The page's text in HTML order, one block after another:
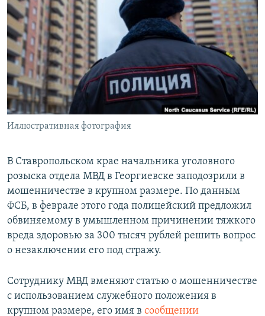
СИБИРЬ.РЕАЛИИ
РАСПИСАНИЕ ВЕЩАНИЯ
ПОДПИШИТЕСЬ НА РАССЫЛКУ
СОЦИАЛЬНЫЕ СЕТИ
Все сайты РСЕ/РС
Иллюстративная фотография
В Ставропольском крае начальника уголовного
розыска отдела МВД в Георгиевске заподозрили в
мошенничестве в крупном размере. По данным
ФСБ, в феврале этого года полицейский предложил
обвиняемому в умышленном причинении тяжкого
вреда здоровью за 300 тысяч рублей решить вопрос
о незаключении его под стражу.
Сотруднику МВД вменяют статью о мошенничестве
с использованием служебного положения в
крупном размере, его имя в сообщении